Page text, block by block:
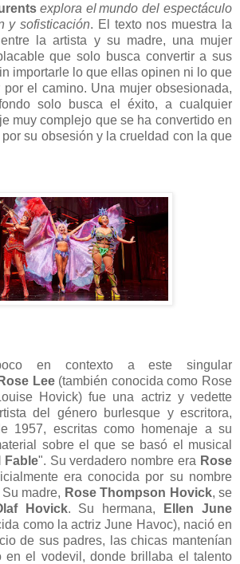
explora el mundo del espectáculo
y sofisticación. El texto nos muestra la
la artista y su madre, una mujer
que solo busca convertir a sus
importarle lo que ellas opinen ni lo que
por el camino. Una mujer obsesionada,
solo busca el éxito, a cualquier
muy complejo que se ha convertido en
su obsesión y la crueldad con la que
en contexto a este singular
Lee(también conocida como Rose
Hovick) fue una actriz y vedette
del género burlesque y escritora,
1957, escritas como homenaje a su
sobre el que se basó el musical
Fable". Su verdadero nombre era Rose
era conocida por su nombre
madre, Rose Thompson Hovick, se
Hovick. Su hermana,
Ellen June
como la actriz June Havoc), nació en
de sus padres, las chicas mantenían
en el vodevil, donde brillaba el talento